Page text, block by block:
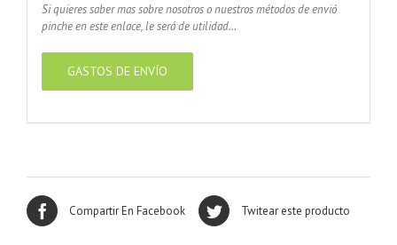
Si quieres saber mas sobre nosotros o nuestros métodos de envió
pinche en este enlace, le será de utilidad…
GASTOS DE ENVÍO
Compartir En Facebook Twitear este producto